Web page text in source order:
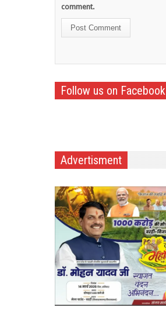
comment.
Follow us on Facebook
Advertisment